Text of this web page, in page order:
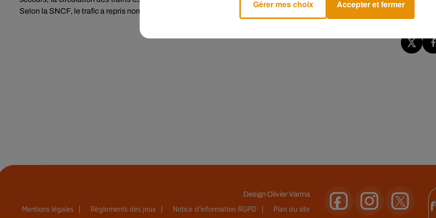
Selon la SNCF, le trafic a repris normalement aux alentours de 14 heures.
DesignOlivier Varma
Mentions légales Règlements des jeux Notice d’information RGPD Plan du site
Gérer mes choix Accepter et fermer